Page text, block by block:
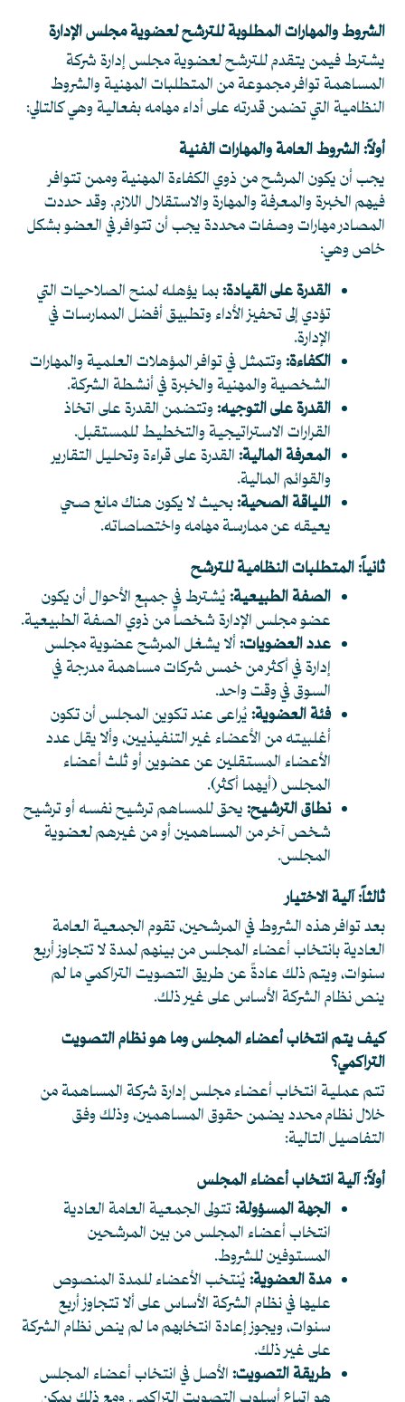
الشروط والمهارات المطلوبة للترشح لعضوية مجلس الإدارة
يشترط فيمن يتقدم للترشح لعضوية مجلس إدارة شركة
المساهمة توافر مجموعة من المتطلبات المهنية والشروط
النظامية التي تضمن قدرته على أداء مهامه بفعالية وهي كالتالي:
أولاً: الشروط العامة والمهارات الفنية
يجب أن يكون المرشح من ذوي الكفاءة المهنية وممن تتوافر
فيهم الخبرة والمعرفة والمهارة والاستقلال اللازم. وقد حددت
المصادر مهارات وصفات محددة يجب أن تتوافر في العضو بشكل
خاص وهي:
القدرة على القيادة:بما يؤهله لمنح الصلاحيات التي
تؤدي إلى تحفيز الأداء وتطبيق أفضل الممارسات في
الإدارة.
الكفاءة:وتتمثل في توافر المؤهلات العلمية والمهارات
الشخصية والمهنية والخبرة في أنشطة الشركة.
القدرة على التوجيه:وتتضمن القدرة على اتخاذ
القرارات الاستراتيجية والتخطيط للمستقبل.
المعرفة المالية:القدرة على قراءة وتحليل التقارير
والقوائم المالية.
اللياقة الصحية:بحيث لا يكون هناك مانع صحي
يعيقه عن ممارسة مهامه واختصاصاته.
ثانياً: المتطلبات النظامية للترشح
الصفة الطبيعية:يُشترط في جميع الأحوال أن يكون
عضو مجلس الإدارة شخصاً من ذوي الصفة الطبيعية.
عدد العضويات:ألا يشغل المرشح عضوية مجلس
إدارة في أكثر من خمس شركات مساهمة مدرجة في
السوق في وقت واحد.
فئة العضوية:يُراعى عند تكوين المجلس أن تكون
أغلبيته من الأعضاء غير التنفيذيين، وألا يقل عدد
الأعضاء المستقلين عن عضوين أو ثلث أعضاء
المجلس (أيهما أكثر).
نطاق الترشيح:يحق للمساهم ترشيح نفسه أو ترشيح
شخص آخر من المساهمين أو من غيرهم لعضوية
المجلس.
ثالثاً: آلية الاختيار
بعد توافر هذه الشروط في المرشحين، تقوم الجمعية العامة
العادية بانتخاب أعضاء المجلس من بينهم لمدة لا تتجاوز أربع
سنوات، ويتم ذلك عادةً عن طريق التصويت التراكمي ما لم
ينص نظام الشركة الأساس على غير ذلك.
كيف يتم انتخاب أعضاء المجلس وما هو نظام التصويت
التراكمي؟
تتم عملية انتخاب أعضاء مجلس إدارة شركة المساهمة من
خلال نظام محدد يضمن حقوق المساهمين، وذلك وفق
التفاصيل التالية:
أولاً: آلية انتخاب أعضاء المجلس
الجهة المسؤولة:تتولى الجمعية العامة العادية
انتخاب أعضاء المجلس من بين المرشحين
المستوفين للشروط.
مدة العضوية:يُنتخب الأعضاء للمدة المنصوص
عليها في نظام الشركة الأساس على ألا تتجاوز أربع
سنوات، ويجوز إعادة انتخابهم ما لم ينص نظام الشركة
على غير ذلك.
طريقة التصويت:الأصل في انتخاب أعضاء المجلس